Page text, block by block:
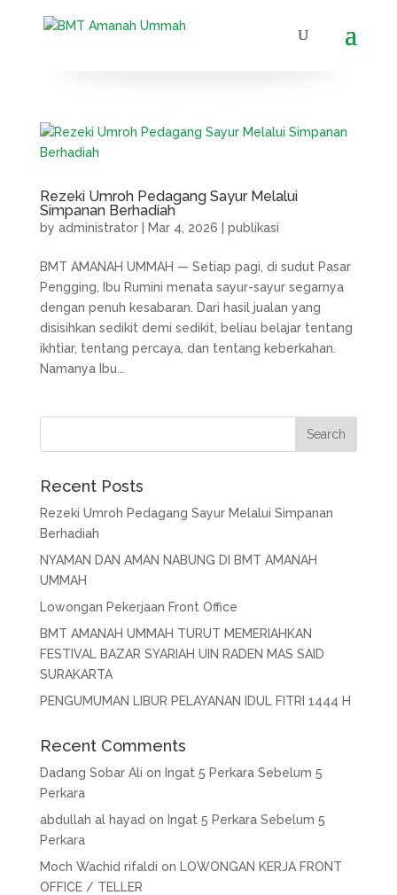
Rezeki Umroh Pedagang Sayur Melalui
Simpanan Berhadiah
by administrator| Mar 4, 2026 publikasi
BMT AMANAH UMMAH — Setiap pagi, di sudut Pasar
Pengging, Ibu Rumini menata sayur-sayur segarnya
dengan penuh kesabaran. Dari hasil jualan yang
disisihkan sedikit demi sedikit, beliau belajar tentang
ikhtiar, tentang percaya, dan tentang keberkahan.
Namanya Ibu...
Recent Posts
Rezeki Umroh Pedagang Sayur Melalui Simpanan
Berhadiah
NYAMAN DAN AMAN NABUNG DI BMT AMANAH
UMMAH
Lowongan Pekerjaan Front Office
BMT AMANAH UMMAH TURUT MEMERIAHKAN
FESTIVAL BAZAR SYARIAH UIN RADEN MAS SAID
SURAKARTA
PENGUMUMAN LIBUR PELAYANAN IDUL FITRI 1444 H
Recent Comments
Dadang Sobar Ali on Ingat 5 Perkara Sebelum 5
Perkara
abdullah al hayad on Ingat 5 Perkara Sebelum 5
Perkara
Moch Wachid rifaldi on LOWONGAN KERJA FRONT
OFFICE / TELLER